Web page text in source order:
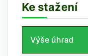
Ke stažení
Výše úhrad